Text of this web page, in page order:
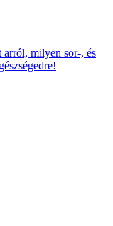
milyen sör-, és